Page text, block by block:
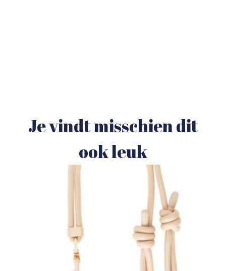
Je vindt misschien dit
ook leuk